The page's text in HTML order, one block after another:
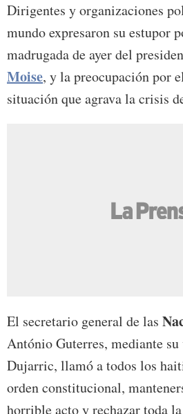
Dirigentes y organizaciones
mundo expresaron su estupor
madrugada de ayer del
Moise, y la preocupación por
situación que agrava la crisis
El secretario general de las
António Guterres, mediante su
Dujarric, llamó a todos los
orden constitucional,
horrible acto y rechazar toda